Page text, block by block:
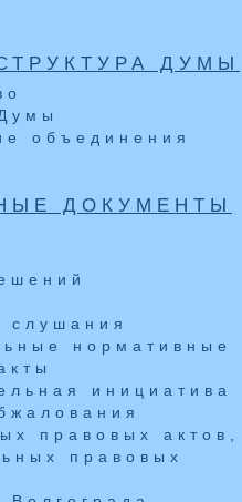
ДУМЫ
объединения
ДОКУМЕНТЫ
слушания
нормативные
инициатива
правовых актов,
правовых